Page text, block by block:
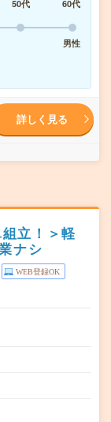
50代
60代
男性
詳しく見る
立！＞軽
ナシ
WEB登録OK